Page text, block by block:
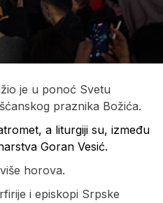
je u ponoć Svetu
praznika Božića.
a liturgiji su, između
Goran Vesić.
horova.
i episkopi Srpske